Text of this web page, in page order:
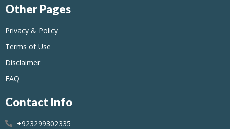
Other Pages
Privacy & Policy
Terms of Use
Disclaimer
FAQ
Contact Info
+923299302335